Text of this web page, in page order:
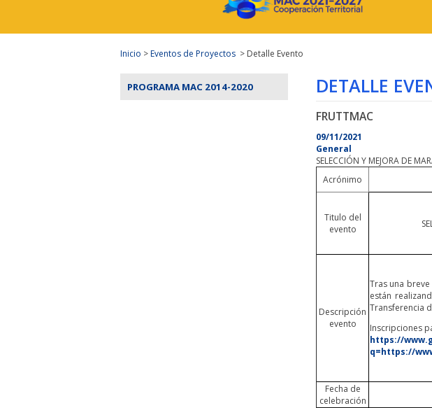
Inicio >Eventos de Proyectos > Detalle Evento
PROGRAMA MAC 2014-2020 DETALLE
FRUTTMAC
09/11/2021
General
SELECCIÓN Y MEJORA DE
Acrónimo
Titulo del
evento
Descripción
evento
Tras una
están
Transferencia
Inscripciones
https://
q=https://
Fecha de
celebración